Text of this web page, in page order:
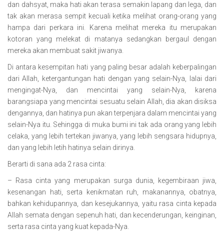
dan dahsyat, maka hati akan terasa semakin lapang dan lega, dan
tak akan merasa sempit kecuali ketika melihat orang-orang yang
hampa dari perkara ini. Karena melihat mereka itu merupakan
kotoran yang melekat di matanya sedangkan bergaul dengan
mereka akan membuat sakit jiwanya.
Di antara kesempitan hati yang paling besar adalah keberpalingan
dari Allah, ketergantungan hati dengan yang selain-Nya, lalai dari
mengingat-Nya, dan mencintai yang selain-Nya, karena
barangsiapa yang mencintai sesuatu selain Allah, dia akan disiksa
dengannya, dan hatinya pun akan terpenjara dalam mencintai yang
selain-Nya itu. Sehingga di muka bumi ini tak ada orang yang lebih
celaka, yang lebih tertekan jiwanya, yang lebih sengsara hidupnya,
dan yang lebih letih hatinya selain dirinya.
Berarti di sana ada 2 rasa cinta:
– Rasa cinta yang merupakan surga dunia, kegembiraan jiwa,
kesenangan hati, serta kenikmatan ruh, makanannya, obatnya,
bahkan kehidupannya, dan kesejukannya, yaitu rasa cinta kepada
Allah semata dengan sepenuh hati, dan kecenderungan, keinginan,
serta rasa cinta yang kuat kepada-Nya.